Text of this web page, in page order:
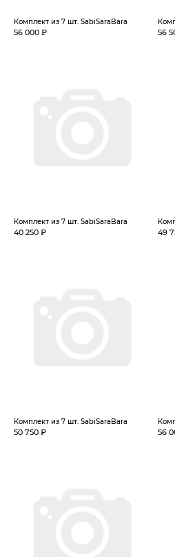
Комплект из 7 шт. SabiSaraBara
56 000 ₽ 56
Комплект из 7 шт. SabiSaraBara
40 250 ₽ 49
Комплект из 7 шт. SabiSaraBara
50 750 ₽ 56